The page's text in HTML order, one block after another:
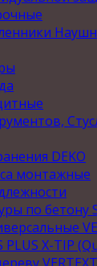
DEKO
монтажные
по бетону
PLUS X-TIP